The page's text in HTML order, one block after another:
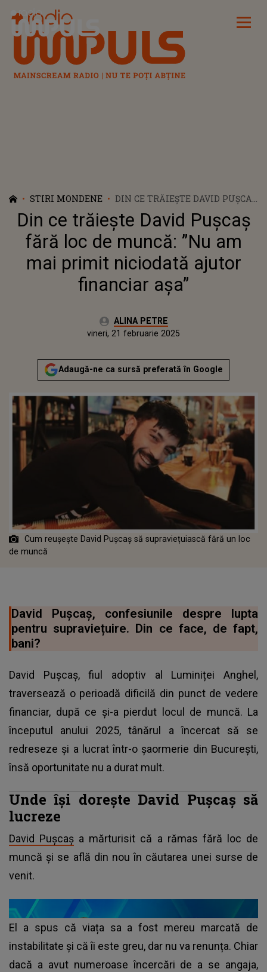
Radio Impuls
STIRI MONDENE
DIN CE TRĂIEȘTE DAVID PUȘCAȘ
FĂRĂ LOC DE MUNCĂ: ”NU AM
MAI PRIMIT NICIODATĂ
AJUTOR FINANCIAR AȘA”
Din ce trăiește David Pușcaș
fără loc de muncă: ”Nu am
mai primit niciodată ajutor
financiar așa”
Autor:ALINA PETRE
vineri, 21 februarie 2025Actualizat:
vineri, 21 februarie 2025
Adaugă-ne ca sursă preferată în Google
Cum reușește David Pușcaș să supraviețuiască fără un loc
de muncă
David Pușcaș, confesiunile despre lupta
pentru supraviețuire. Din ce face, de fapt,
bani?
David Pușcaș, fiul adoptiv al Luminiței Anghel,
traversează o perioadă dificilă din punct de vedere
financiar, după ce și-a pierdut locul de muncă. La
începutul anului 2025, tânărul a încercat să se
redreseze și a lucrat într-o șaormerie din București,
însă oportunitate nu a durat mult.
Unde își dorește David Pușcaș să
lucreze
David Pușcaș a mărturisit că a rămas fără loc de
muncă și se află din nou în căutarea unei surse de
venit.
El a spus că viața sa a fost mereu marcată de
instabilitate și că îi este greu, dar nu va renunța. Chiar
dacă a avut numeroase încercări de a se angaja,